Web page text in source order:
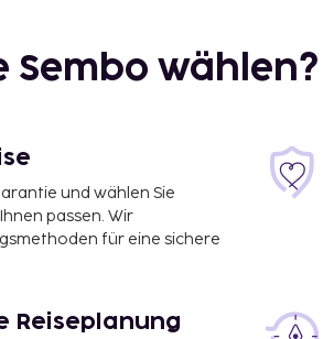
Savanne teilen.
mit dem berühmten
der Welt.
ist atemberaubend,
das kulturelle Zentrum
Sembo wählen?
und wählen Sie
passen. Wir
für eine sichere
Reiseplanung